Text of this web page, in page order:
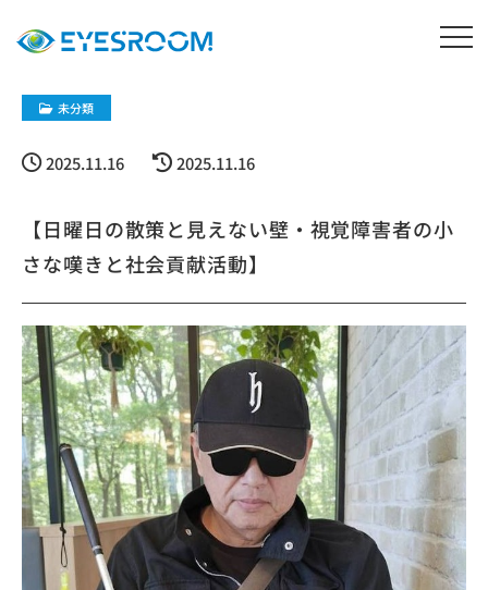
未分類
2025.11.16 2025.11.16
【日曜日の散策と見えない壁・視覚障害者の小
さな嘆きと社会貢献活動】